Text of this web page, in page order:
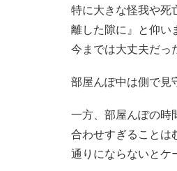
特に大きな怪我や死
離した隙に』と仰い
今までは大丈夫だっ
部屋んぽ中は側で見
一方、部屋んぽの時
合わせすぎることは
通りにならないとケ